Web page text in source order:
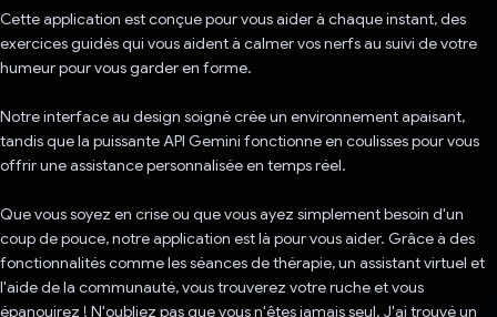
Cette application est conçue pour vous aider à chaque instant, des
exercices guidés qui vous aident à calmer vos nerfs au suivi de votre
humeur pour vous garder en forme.
Notre interface au design soigné crée un environnement apaisant,
tandis que la puissante API Gemini fonctionne en coulisses pour vous
offrir une assistance personnalisée en temps réel.
Que vous soyez en crise ou que vous ayez simplement besoin d'un
coup de pouce, notre application est là pour vous aider. Grâce à des
fonctionnalités comme les séances de thérapie, un assistant virtuel et
l'aide de la communauté, vous trouverez votre ruche et vous
épanouirez ! N'oubliez pas que vous n'êtes jamais seul. J'ai trouvé un